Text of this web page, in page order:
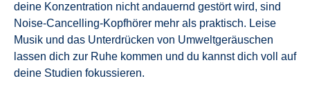
deine Konzentration nicht andauernd gestört wird, sind
Noise-Cancelling-Kopfhörer mehr als praktisch. Leise
Musik und das Unterdrücken von Umweltgeräuschen
lassen dich zur Ruhe kommen und du kannst dich voll auf
deine Studien fokussieren.